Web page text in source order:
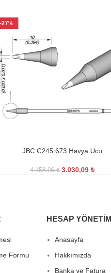
-27%
JBC C245 673 Havya Ucu
4.158,96₺ 3.030,09 ₺
Formu
HESAP YÖNETIMI
Anasayfa
Hakkımızda
Banka ve Fatura